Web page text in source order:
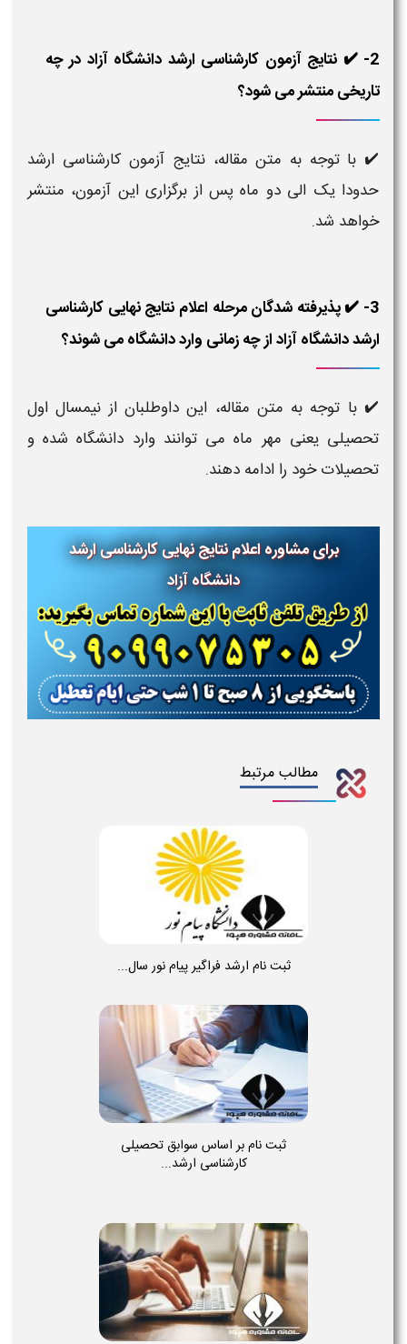
2- ✔️ نتایج آزمون کارشناسی ارشد دانشگاه آزاد در چه
تاریخی منتشر می شود؟
✔️ با توجه به متن مقاله، نتایج آزمون کارشناسی ارشد
حدودا یک الی دو ماه پس از برگزاری این آزمون، منتشر
خواهد شد.
3- ✔️ پذیرفته شدگان مرحله اعلام نتایج نهایی کارشناسی
ارشد دانشگاه آزاد از چه زمانی وارد دانشگاه می شوند؟
✔️ با توجه به متن مقاله، این داوطلبان از نیمسال اول
تحصیلی یعنی مهر ماه می توانند وارد دانشگاه شده و
تحصیلات خود را ادامه دهند.
برای مشاوره اعلام نتایج نهایی کارشناسی ارشد
دانشگاه آزاد
مطالب مرتبط
ثبت نام ارشد فراگیر پیام نور سال...
ثبت نام بر اساس سوابق تحصیلی
کارشناسی ارشد...